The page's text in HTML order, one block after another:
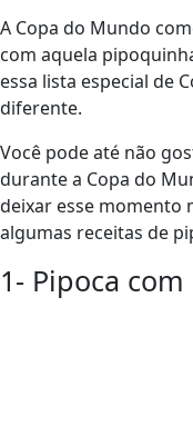
A Copa do Mundo
com aquela
essa lista especial de
diferente.
Você pode até não
durante a Copa do
deixar esse momento
algumas receitas de
1- Pipoca